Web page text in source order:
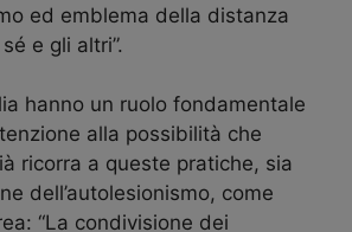
ed emblema della distanza
e gli altri”.
hanno un ruolo fondamentale
alla possibilità che
ricorra a queste pratiche, sia
dell’autolesionismo, come
“La condivisione dei